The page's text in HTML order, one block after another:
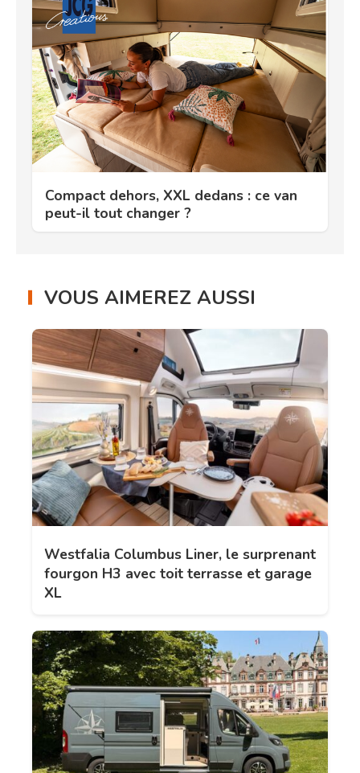
Compact dehors, XXL dedans : ce van
peut-il tout changer ?
VOUS AIMEREZ AUSSI
Westfalia Columbus Liner, le surprenant
fourgon H3 avec toit terrasse et garage
XL